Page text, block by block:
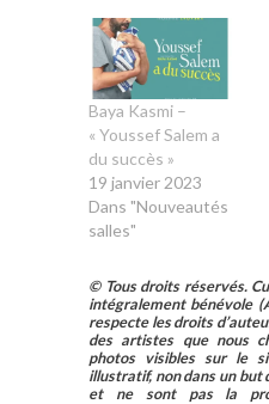
Baya Kasmi –
« Youssef Salem a
du succès »
19 janvier 2023
Dans "Nouveautés
salles"
© Tous droits réservés.
intégralement bénévole
respecte les droits
des artistes que nous
photos visibles sur le
illustratif, non dans un but
et ne sont pas la